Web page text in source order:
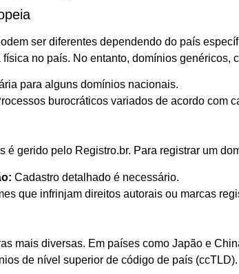
ser diferentes dependendo do país
no país. No entanto, domínios genéricos,
para alguns domínios nacionais.
burocráticos variados de acordo com
é gerido pelo Registro.br. Para registrar um
Cadastro detalhado é necessário.
que infrinjam direitos autorais ou marcas
mais diversas. Em países como Japão e
de nível superior de código de país (ccTLD).